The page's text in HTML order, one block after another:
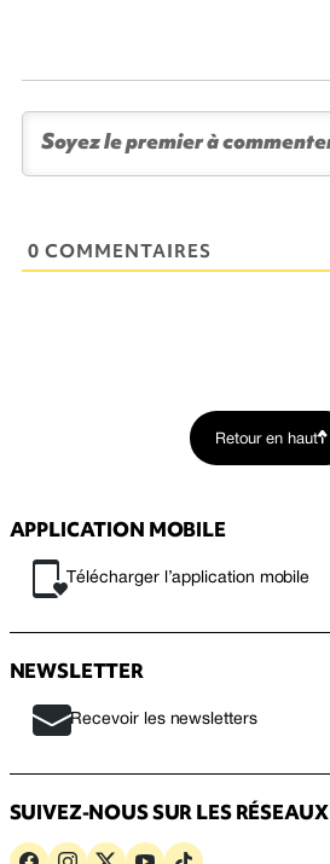
0 COMMENTAIRES
Retour en haut
APPLICATION MOBILE
Télécharger l’application mobile
NEWSLETTER
Recevoir les newsletters
SUIVEZ-NOUS SUR LES RÉSEAUX